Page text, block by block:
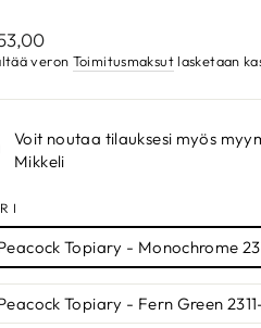
veron Toimitusmaksutlasketaan
Voit noutaa tilauksesi myös
Mikkeli
Topiary - Monochrome
Topiary - Fern Green